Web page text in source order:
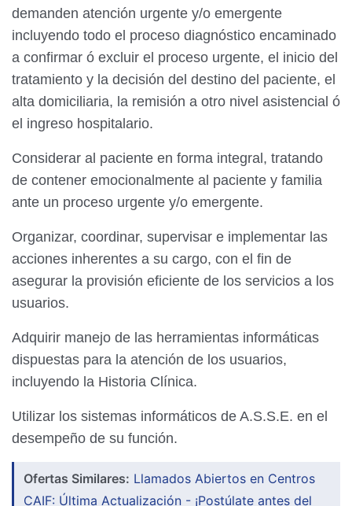
demanden atención urgente y/o emergente
incluyendo todo el proceso diagnóstico encaminado
a confirmar ó excluir el proceso urgente, el inicio del
tratamiento y la decisión del destino del paciente, el
alta domiciliaria, la remisión a otro nivel asistencial ó
el ingreso hospitalario.
Considerar al paciente en forma integral, tratando
de contener emocionalmente al paciente y familia
ante un proceso urgente y/o emergente.
Organizar, coordinar, supervisar e implementar las
acciones inherentes a su cargo, con el fin de
asegurar la provisión eficiente de los servicios a los
usuarios.
Adquirir manejo de las herramientas informáticas
dispuestas para la atención de los usuarios,
incluyendo la Historia Clínica.
Utilizar los sistemas informáticos de A.S.S.E. en el
desempeño de su función.
Ofertas Similares: Llamados Abiertos en Centros
CAIF: Última Actualización - ¡Postúlate antes del